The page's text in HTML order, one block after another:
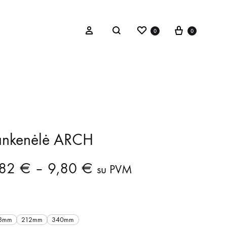
Sign in
Search
Įsiminti produktai
0 Krepšelis
0
ARCH
€ – 9,80 €Price
su PVM
212mm 340mm